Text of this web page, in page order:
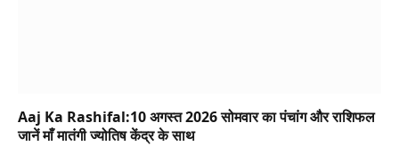
Aaj Ka Rashifal:10 अगस्त 2026 सोमवार का पंचांग और राशिफल
जानें माँ मातंगी ज्योतिष केंद्र के साथ